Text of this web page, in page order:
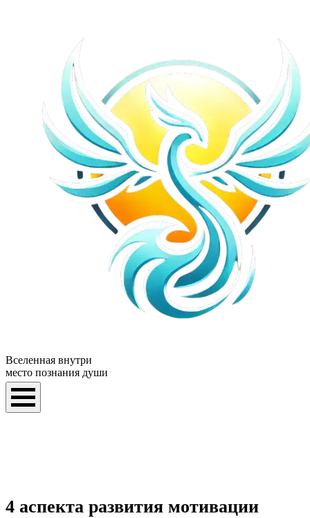
Вселенная внутри
место познания души
4 аспекта развития мотивации